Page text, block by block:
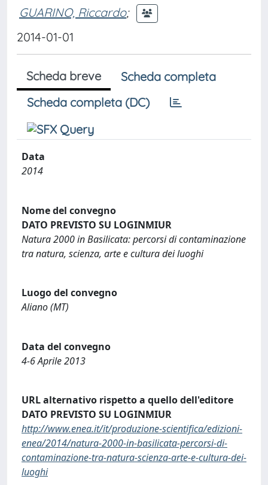
GUARINO, Riccardo;
2014-01-01
Scheda breve
Scheda completa
Scheda completa (DC)
Data
2014
Nome del convegno
DATO PREVISTO SU LOGINMIUR
Natura 2000 in Basilicata: percorsi di contaminazione
tra natura, scienza, arte e cultura dei luoghi
Luogo del convegno
Aliano (MT)
Data del convegno
4-6 Aprile 2013
URL alternativo rispetto a quello dell'editore
DATO PREVISTO SU LOGINMIUR
http://www.enea.it/it/produzione-scientifica/edizioni-
enea/2014/natura-2000-in-basilicata-percorsi-di-
contaminazione-tra-natura-scienza-arte-e-cultura-dei-
luoghi